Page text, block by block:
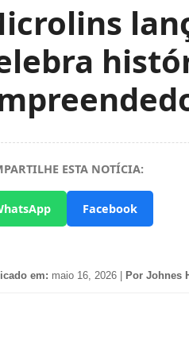
ESTA NOTÍCIA:
Facebook
em: maio 16, 2026 | Por Johnes